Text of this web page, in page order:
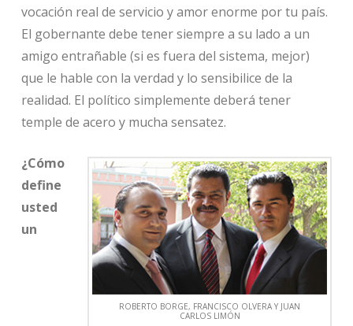
vocación real de servicio y amor enorme por tu país.
El gobernante debe tener siempre a su lado a un
amigo entrañable (si es fuera del sistema, mejor)
que le hable con la verdad y lo sensibilice de la
realidad. El político simplemente deberá tener
temple de acero y mucha sensatez.
ROBERTO BORGE, FRANCISCO OLVERA Y JUAN
CARLOS LIMÓN
¿Cómo
define
usted
un